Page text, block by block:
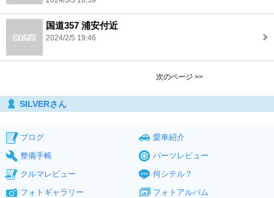
国道357 浦安付近
2024/2/5 19:46
次のページ >>
SILVERさん
ブログ
愛車紹介
整備手帳
パーツレビュー
クルマレビュー
何シテル？
フォトギャラリー
フォトアルバム